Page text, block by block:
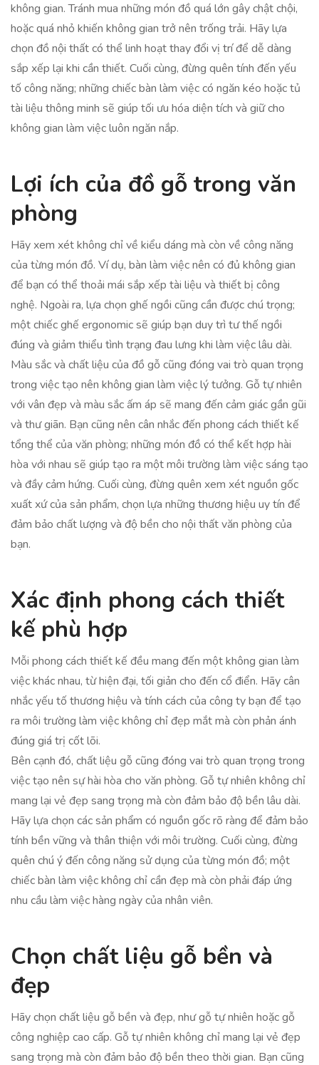
không gian. Tránh mua những món đồ quá lớn gây chật chội,
hoặc quá nhỏ khiến không gian trở nên trống trải. Hãy lựa
chọn đồ nội thất có thể linh hoạt thay đổi vị trí để dễ dàng
sắp xếp lại khi cần thiết. Cuối cùng, đừng quên tính đến yếu
tố công năng; những chiếc bàn làm việc có ngăn kéo hoặc tủ
tài liệu thông minh sẽ giúp tối ưu hóa diện tích và giữ cho
không gian làm việc luôn ngăn nắp.
Lợi ích của đồ gỗ trong văn
phòng
Hãy xem xét không chỉ về kiểu dáng mà còn về công năng
của từng món đồ. Ví dụ, bàn làm việc nên có đủ không gian
để bạn có thể thoải mái sắp xếp tài liệu và thiết bị công
nghệ. Ngoài ra, lựa chọn ghế ngồi cũng cần được chú trọng;
một chiếc ghế ergonomic sẽ giúp bạn duy trì tư thế ngồi
đúng và giảm thiểu tình trạng đau lưng khi làm việc lâu dài.
Màu sắc và chất liệu của đồ gỗ cũng đóng vai trò quan trọng
trong việc tạo nên không gian làm việc lý tưởng. Gỗ tự nhiên
với vân đẹp và màu sắc ấm áp sẽ mang đến cảm giác gần gũi
và thư giãn. Bạn cũng nên cân nhắc đến phong cách thiết kế
tổng thể của văn phòng; những món đồ có thể kết hợp hài
hòa với nhau sẽ giúp tạo ra một môi trường làm việc sáng tạo
và đầy cảm hứng. Cuối cùng, đừng quên xem xét nguồn gốc
xuất xứ của sản phẩm, chọn lựa những thương hiệu uy tín để
đảm bảo chất lượng và độ bền cho nội thất văn phòng của
bạn.
Xác định phong cách thiết
kế phù hợp
Mỗi phong cách thiết kế đều mang đến một không gian làm
việc khác nhau, từ hiện đại, tối giản cho đến cổ điển. Hãy cân
nhắc yếu tố thương hiệu và tính cách của công ty bạn để tạo
ra môi trường làm việc không chỉ đẹp mắt mà còn phản ánh
đúng giá trị cốt lõi.
Bên cạnh đó, chất liệu gỗ cũng đóng vai trò quan trọng trong
việc tạo nên sự hài hòa cho văn phòng. Gỗ tự nhiên không chỉ
mang lại vẻ đẹp sang trọng mà còn đảm bảo độ bền lâu dài.
Hãy lựa chọn các sản phẩm có nguồn gốc rõ ràng để đảm bảo
tính bền vững và thân thiện với môi trường. Cuối cùng, đừng
quên chú ý đến công năng sử dụng của từng món đồ; một
chiếc bàn làm việc không chỉ cần đẹp mà còn phải đáp ứng
nhu cầu làm việc hàng ngày của nhân viên.
Chọn chất liệu gỗ bền và
đẹp
Hãy chọn chất liệu gỗ bền và đẹp, như gỗ tự nhiên hoặc gỗ
công nghiệp cao cấp. Gỗ tự nhiên không chỉ mang lại vẻ đẹp
sang trọng mà còn đảm bảo độ bền theo thời gian. Bạn cũng